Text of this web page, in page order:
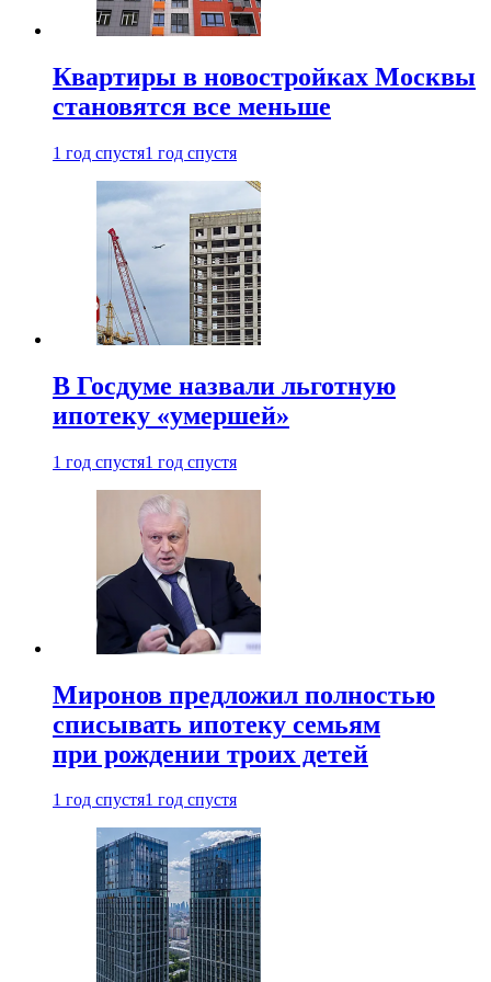
Квартиры в новостройках Москвы
становятся все меньше
1 год спустя1 год спустя
В Госдуме назвали льготную
ипотеку «умершей»
1 год спустя1 год спустя
Миронов предложил полностью
списывать ипотеку семьям
при рождении троих детей
1 год спустя1 год спустя